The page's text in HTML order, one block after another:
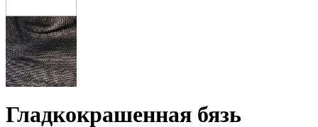
Гладкокрашенная бязь